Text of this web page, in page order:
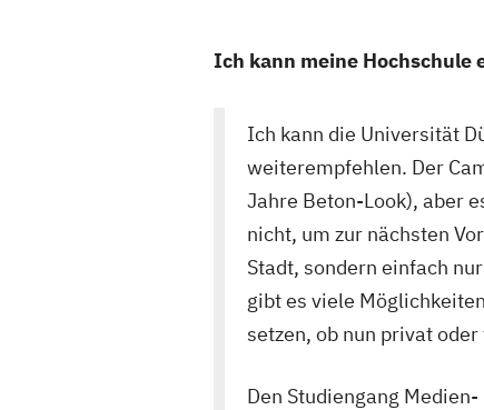
Ich kann meine Hochschule
Ich kann die Universität
weiterempfehlen. Der
Jahre Beton-Look), aber
nicht, um zur nächsten
Stadt, sondern einfach
gibt es viele
setzen, ob nun privat
Den Studiengang